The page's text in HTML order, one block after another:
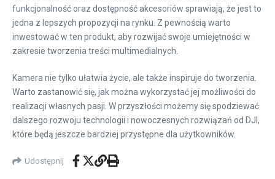
funkcjonalność oraz dostępność akcesoriów sprawiają, że jest to
jedna z lepszych propozycji na rynku. Z pewnością warto
inwestować w ten produkt, aby rozwijać swoje umiejętności w
zakresie tworzenia treści multimedialnych.
Kamera nie tylko ułatwia życie, ale także inspiruje do tworzenia.
Warto zastanowić się, jak można wykorzystać jej możliwości do
realizacji własnych pasji. W przyszłości możemy się spodziewać
dalszego rozwoju technologii i nowoczesnych rozwiązań od DJI,
które będą jeszcze bardziej przystępne dla użytkowników.
Udostępnij